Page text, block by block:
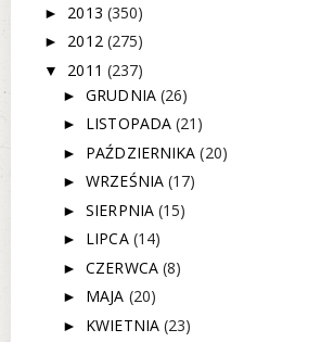
► 2013 (350)
► 2012 (275)
▼ 2011 (237)
►GRUDNIA (26)
► LISTOPADA(21)
► PAŹDZIERNIKA(20)
►WRZEŚNIA(17)
►SIERPNIA(15)
► LIPCA (14)
►CZERWCA (8)
► MAJA (20)
► KWIETNIA(23)